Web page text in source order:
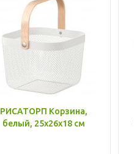
РИСАТОРП Корзина,
белый, 25x26x18 см